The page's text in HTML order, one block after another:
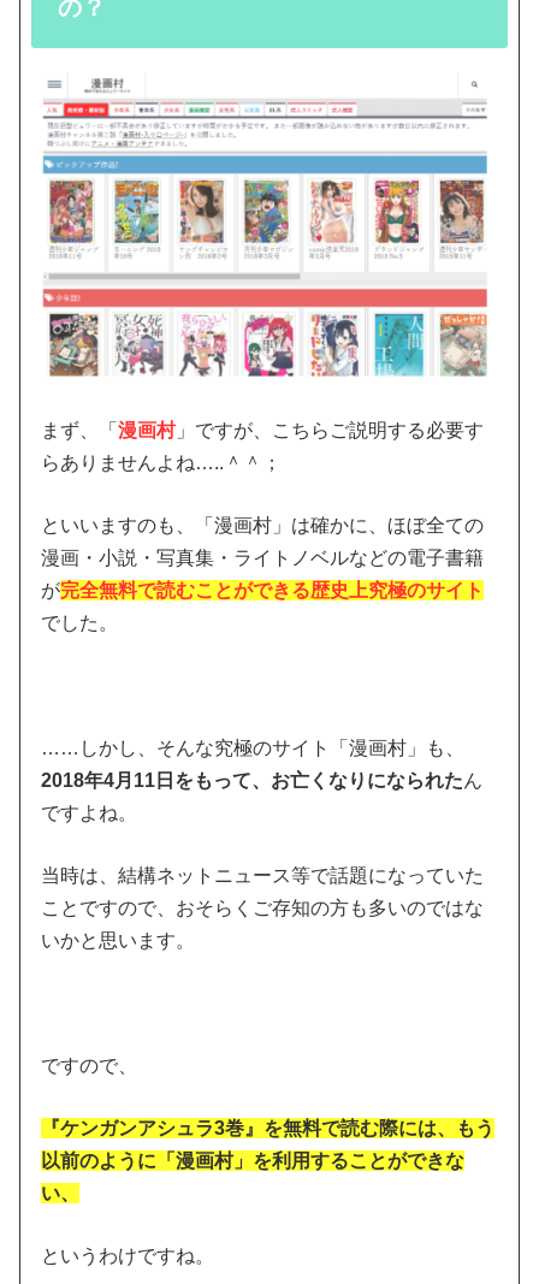
の？
まず、「漫画村」ですが、こちらご説明する必要す
らありませんよね…..＾＾；
といいますのも、「漫画村」は確かに、ほぼ全ての
漫画・小説・写真集・ライトノベルなどの電子書籍
が完全無料で読むことができる歴史上究極のサイト
でした。
……しかし、そんな究極のサイト「漫画村」も、
2018年4月11日をもって、お亡くなりになられたん
ですよね。
当時は、結構ネットニュース等で話題になっていた
ことですので、おそらくご存知の方も多いのではな
いかと思います。
ですので、
『ケンガンアシュラ3巻』を無料で読む際には、もう
以前のように「漫画村」を利用することができな
い、
というわけですね。